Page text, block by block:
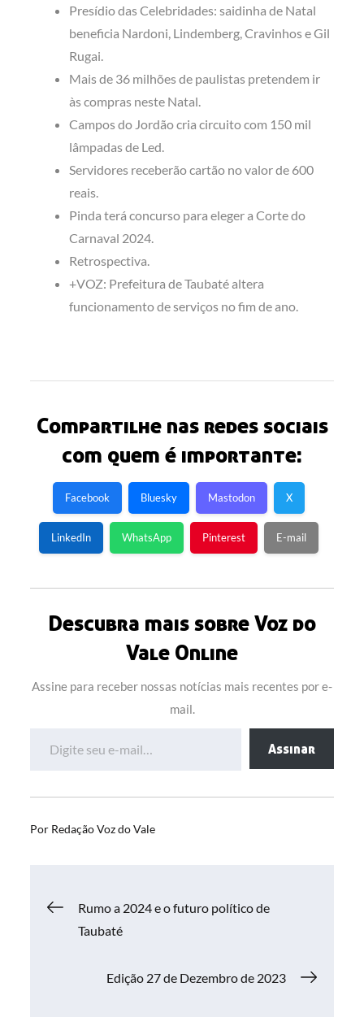
Presídio das Celebridades: saidinha de Natal
beneficia Nardoni, Lindemberg, Cravinhos e Gil
Rugai.
Mais de 36 milhões de paulistas pretendem ir
às compras neste Natal.
Campos do Jordão cria circuito com 150 mil
lâmpadas de Led.
Servidores receberão cartão no valor de 600
reais.
Pinda terá concurso para eleger a Corte do
Carnaval 2024.
Retrospectiva.
+VOZ: Prefeitura de Taubaté altera
funcionamento de serviços no fim de ano.
Compartilhe nas redes sociais
com quem é importante:
Facebook Bluesky Mastodon X
LinkedIn WhatsApp Pinterest E-mail
Descubra mais sobre Voz do
Vale Online
Assine para receber nossas notícias mais recentes por e-
mail.
Assinar
Por Redação Voz do Vale
Navegação
Rumo a 2024 e o futuro político de
Taubaté
Edição 27 de Dezembro de 2023